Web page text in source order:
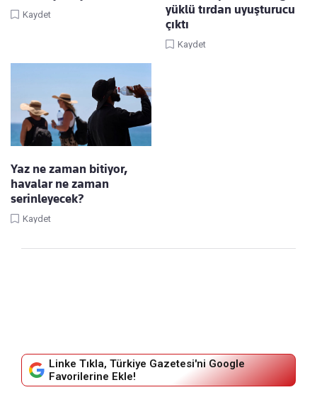
Kaydet
yüklü tırdan uyuşturucu
çıktı
Kaydet
Yaz ne zaman bitiyor,
havalar ne zaman
serinleyecek?
Kaydet
Linke Tıkla, Türkiye Gazetesi'ni Google
Favorilerine Ekle!